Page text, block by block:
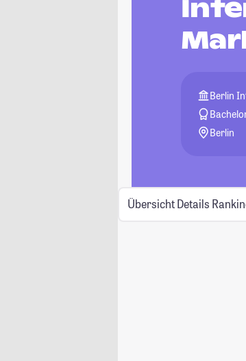
Berlin
Berlin
Übersicht Details